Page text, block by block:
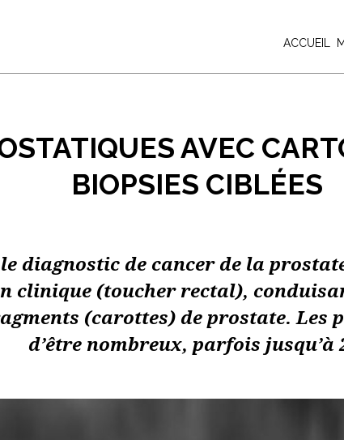
ACCUEIL
AVEC
BIOPSIES CIBLÉES
diagnostic de cancer de la
clinique (toucher rectal),
(carottes) de prostate. Les
d’être nombreux, parfois jusqu’à